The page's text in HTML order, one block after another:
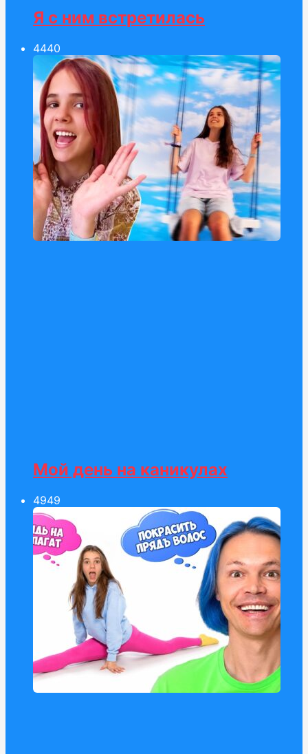
Я с ним встретилась
4440
Мой день на каникулах
4949